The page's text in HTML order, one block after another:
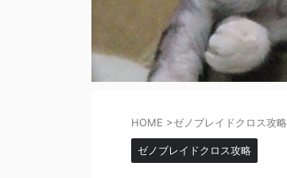
HOME >ゼノブレイドクロス攻略
ゼノブレイドクロス攻略